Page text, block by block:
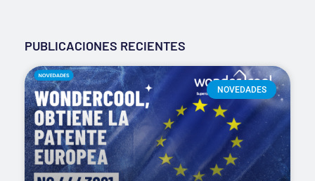
PUBLICACIONES RECIENTES
NOVEDADES